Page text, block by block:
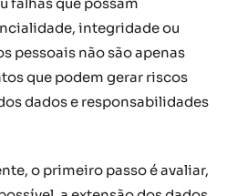
integridade ou
pessoais não são apenas
que podem gerar riscos
dados e responsabilidades
o primeiro passo é avaliar,